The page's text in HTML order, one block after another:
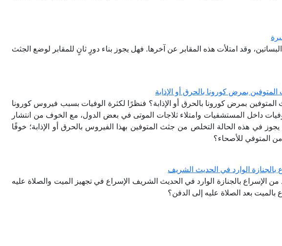
وقد امتلأت هذه المقابر عن آخرها. فهل يجوز بناء دورٍ ثانٍ للمقابر لوضع الجثث
بمرض كورونا بالحرق أو الإذابة
بمرض كورونا بالحرق أو الإذابة؟ فنظرًا لكثرة الوفيات بسبب فيروس كورونا
داخل المستشفيات وامتلاء ثلاجات الموتى في بعض الدول، مع الخوف من انتشار
يجوز في هذه الحالة التخلص من جثث المتوفين بهذا الفيروس بالحرق أو الإذابة؛ خوفًا
المتوفي للأصحاء؟
بالجنازة الوارد في الحديث الشريف
الإسراع بالجنازة الوارد في الحديث الشريف الإسراع في تجهيز الميت والصلاة عليه
بالميت بعد الصلاة عليه إلى الدفن؟